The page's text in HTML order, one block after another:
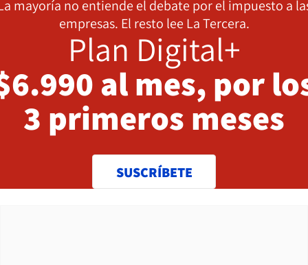
mayoría no entiende el debate por el impuesto a
empresas. El resto lee La Tercera.
Plan Digital+
al mes, por
3 primeros meses
SUSCRÍBETE